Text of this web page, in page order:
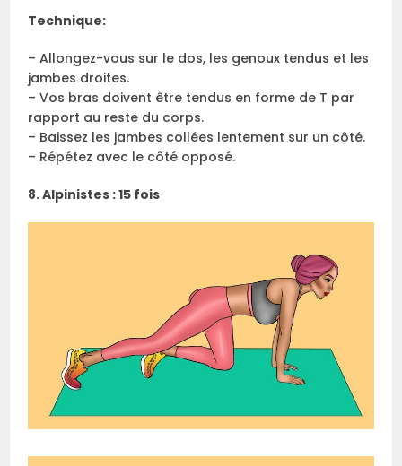
Technique:
– Allongez-vous sur le dos, les genoux tendus et les
jambes droites.
– Vos bras doivent être tendus en forme de T par
rapport au reste du corps.
– Baissez les jambes collées lentement sur un côté.
– Répétez avec le côté opposé.
8. Alpinistes : 15 fois